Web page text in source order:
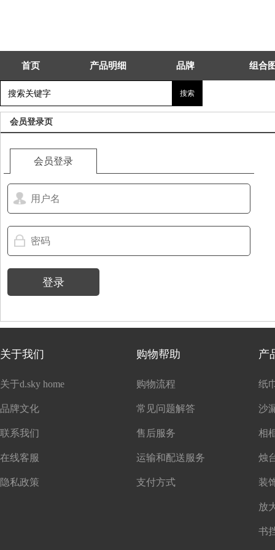
首页 产品明细 品牌 组合
会员登录页
会员登录
登录
关于我们
关于d.sky home
品牌文化
联系我们
在线客服
隐私政策
购物帮助
购物流程
常见问题解答
售后服务
运输和配送服务
支付方式
产
纸
沙
书